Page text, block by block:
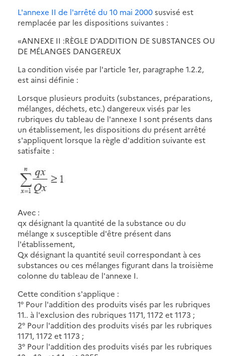
L'annexe II de l'arrêté du 10 mai 2000susvisé est
remplacée par les dispositions suivantes :
«ANNEXE II :RÈGLE D'ADDITION DE SUBSTANCES OU
DE MÉLANGES DANGEREUX
La condition visée par l'article 1er, paragraphe 1.2.2,
est ainsi définie :
Lorsque plusieurs produits (substances, préparations,
mélanges, déchets, etc.) dangereux visés par les
rubriques du tableau de l'annexe I sont présents dans
un établissement, les dispositions du présent arrêté
s'appliquent lorsque la règle d'addition suivante est
satisfaite :
Avec :
qx désignant la quantité de la substance ou du
mélange x susceptible d'être présent dans
l'établissement,
Qx désignant la quantité seuil correspondant à ces
substances ou ces mélanges figurant dans la troisième
colonne du tableau de l'annexe I.
Cette condition s'applique :
1° Pour l'addition des produits visés par les rubriques
11.. à l'exclusion des rubriques 1171, 1172 et 1173 ;
2° Pour l'addition des produits visés par les rubriques
1171, 1172 et 1173 ;
3° Pour l'addition des produits visés par les rubriques